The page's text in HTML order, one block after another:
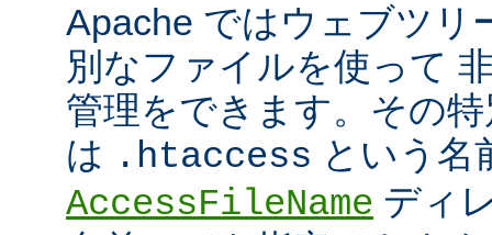
Apache ではウェブツリ
別なファイルを使って
管理をできます。その
は .htaccess という名
AccessFileName ディ